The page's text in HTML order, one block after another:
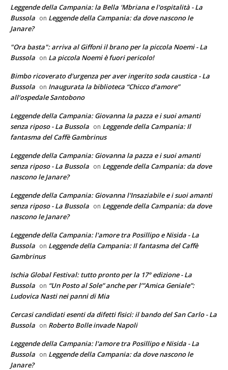
Leggende della Campania: la Bella 'Mbriana e l'ospitalità - La
Bussola on Leggende della Campania: da dove nascono le
Janare?
"Ora basta": arriva al Giffoni il brano per la piccola Noemi - La
Bussola on La piccola Noemi è fuori pericolo!
Bimbo ricoverato d'urgenza per aver ingerito soda caustica - La
Bussola on Inaugurata la biblioteca “Chicco d’amore”
all’ospedale Santobono
Leggende della Campania: Giovanna la pazza e i suoi amanti
senza riposo - La Bussola on Leggende della Campania: Il
fantasma del Caffè Gambrinus
Leggende della Campania: Giovanna la pazza e i suoi amanti
senza riposo - La Bussola on Leggende della Campania: da dove
nascono le Janare?
Leggende della Campania: Giovanna l'Insaziabile e i suoi amanti
senza riposo - La Bussola on Leggende della Campania: da dove
nascono le Janare?
Leggende della Campania: l'amore tra Posillipo e Nisida - La
Bussola on Leggende della Campania: Il fantasma del Caffè
Gambrinus
Ischia Global Festival: tutto pronto per la 17° edizione - La
Bussola on “Un Posto al Sole” anche per l’”Amica Geniale”:
Ludovica Nasti nei panni di Mia
Cercasi candidati esenti da difetti fisici: il bando del San Carlo - La
Bussola on Roberto Bolle invade Napoli
Leggende della Campania: l'amore tra Posillipo e Nisida - La
Bussola on Leggende della Campania: da dove nascono le
Janare?